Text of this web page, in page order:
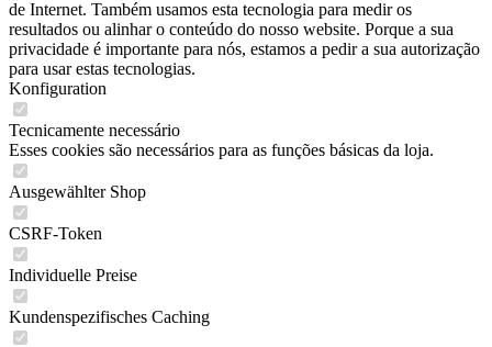
de Internet. Também usamos esta tecnologia para medir os
resultados ou alinhar o conteúdo do nosso website. Porque a sua
privacidade é importante para nós, estamos a pedir a sua autorização
para usar estas tecnologias.
Konfiguration
Tecnicamente necessário
Esses cookies são necessários para as funções básicas da loja.
Ausgewählter Shop
CSRF-Token
Individuelle Preise
Kundenspezifisches Caching